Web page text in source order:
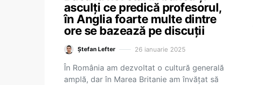
asculți ce predică profesorul,
în Anglia foarte multe dintre
ore se bazează pe discuții
Ștefan Lefter 26 ianuarie 2025
În România am dezvoltat o cultură generală
amplă, dar în Marea Britanie am învățat să